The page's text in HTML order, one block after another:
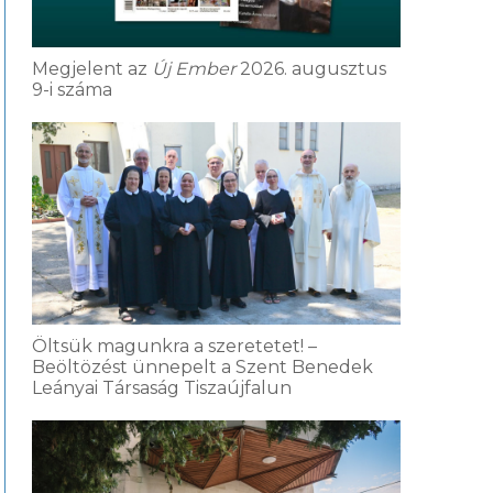
Megjelent az Új Ember2026. augusztus
9-i száma
Öltsük magunkra a szeretetet! –
Beöltözést ünnepelt a Szent Benedek
Leányai Társaság Tiszaújfalun